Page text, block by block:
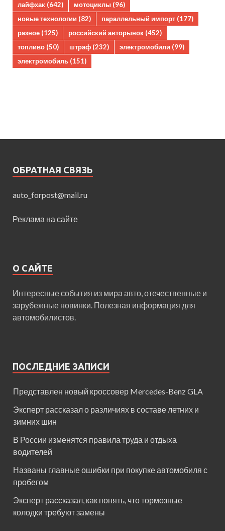
лайфхак (642) мотоциклы (96)
новые технологии (82) параллельный импорт (177)
разное (125) российский авторынок (452)
топливо (50) штраф (232) электромобили (99)
электромобиль (151)
ОБРАТНАЯ СВЯЗЬ
auto_forpost@mail.ru
Реклама на сайте
О САЙТЕ
Интересные события из мира авто, отечественные и
зарубежные новинки. Полезная информация для
автомобилистов.
ПОСЛЕДНИЕ ЗАПИСИ
Представлен новый кроссовер Mercedes-Benz GLA
Эксперт рассказал о различиях в составе летних и
зимних шин
В России изменятся правила труда и отдыха
водителей
Названы главные ошибки при покупке автомобиля с
пробегом
Эксперт рассказал, как понять, что тормозные
колодки требуют замены